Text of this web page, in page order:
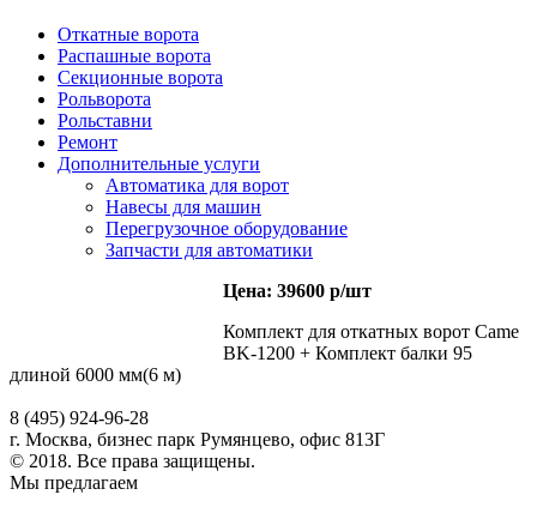
Откатные ворота
Распашные ворота
Секционные ворота
Рольворота
Рольставни
Ремонт
Дополнительные услуги
Автоматика для ворот
Навесы для машин
Перегрузочное оборудование
Запчасти для автоматики
Цена: 39600 р/шт
Комплект для откатных ворот Came
BK-1200 + Комплект балки 95
длиной 6000 мм(6 м)
8 (495) 924-96-28
г. Москва, бизнес парк Румянцево, офис 813Г
© 2018. Все права защищены.
Мы предлагаем